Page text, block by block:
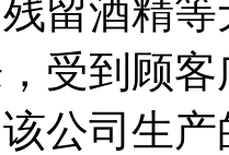
留酒精
受到顾
司生产